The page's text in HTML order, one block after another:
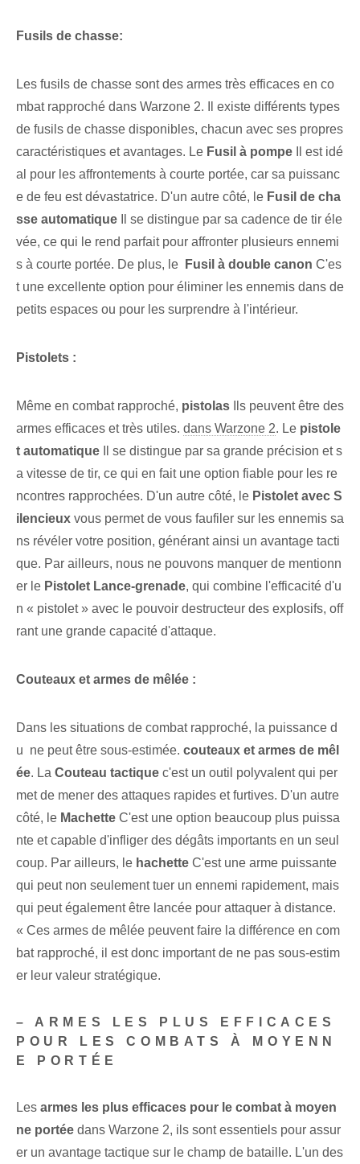
Fusils de chasse:
Les fusils de chasse sont des armes très efficaces en co
mbat rapproché dans Warzone 2. Il existe différents types
de fusils de chasse disponibles, chacun avec ses propres
caractéristiques et avantages. Le Fusil à pompe Il est idé
al pour les affrontements à courte portée, car sa puissanc
e de feu est dévastatrice. D'un autre côté, le Fusil de cha
sse automatique Il se distingue par sa cadence de tir éle
vée, ce qui le rend parfait pour affronter plusieurs ennemi
s à courte portée. De plus, le ⁢
Fusil à double canon C'es
t une excellente option pour éliminer les ennemis dans de
petits espaces ou pour les surprendre à l'intérieur.
Pistolets :
Même en combat rapproché, pistolas Ils peuvent être des
armes efficaces et très utiles. dans Warzone 2. ​Le‍ pistole
t automatique Il se distingue par sa grande précision et s
a vitesse de tir, ce qui en fait une option fiable pour les re
ncontres rapprochées. D'un autre côté, le Pistolet avec ‌S
ilencieux vous permet de vous faufiler sur les ennemis sa
ns révéler votre position, générant ainsi un avantage tacti
que. Par ailleurs, nous ne pouvons manquer de mentionn
er le Pistolet ⁢Lance-grenade, qui combine l'efficacité d'u
n « pistolet » avec le pouvoir destructeur des explosifs,‌ off
rant une grande capacité d'attaque.
Couteaux et armes de mêlée :
Dans les situations de combat rapproché, la puissance d
u ‍ ne peut être sous-estimée. couteaux et armes de mêl
ée. La Couteau tactique ⁤c'est un outil polyvalent⁢ qui ⁣per
met de mener des attaques rapides et furtives. D'un autre
côté, le Machette C'est une option beaucoup plus puissa
nte et capable d'infliger des dégâts importants en un seul
coup. Par ailleurs, le hachette C'est une arme puissante
qui peut non seulement tuer un ennemi rapidement, mais
qui peut également être lancée pour attaquer à distance.
« Ces armes de mêlée peuvent faire la différence en com
bat rapproché, il est donc important de ne pas sous-estim
er leur valeur stratégique.
– ARMES LES PLUS EFFICACES
POUR LES COMBATS À MOYENN
E PORTÉE
Les armes les plus efficaces pour le combat à moyen
ne portée dans Warzone 2, ils sont essentiels pour assur
er un avantage tactique sur le champ de bataille. L'un des